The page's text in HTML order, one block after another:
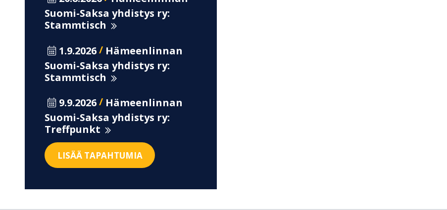
Suomi-Saksa yhdistys ry:
Stammtisch
1.9.2026/ Hämeenlinnan
Suomi-Saksa yhdistys ry:
Stammtisch
9.9.2026/ Hämeenlinnan
Suomi-Saksa yhdistys ry:
Treffpunkt
LISÄÄ TAPAHTUMIA